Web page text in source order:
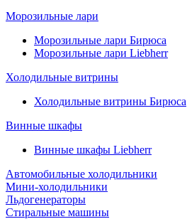
Морозильные лари
Морозильные лари Бирюса
Морозильные лари Liebherr
Холодильные витрины
Холодильные витрины Бирюса
Винные шкафы
Винные шкафы Liebherr
Автомобильные холодильники
Мини-холодильники
Льдогенераторы
Стиральные машины